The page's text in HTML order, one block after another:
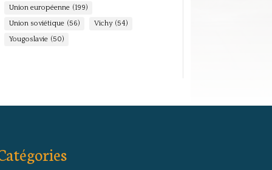
Union européenne (199)
Union soviétique (56) Vichy (54)
Yougoslavie (50)